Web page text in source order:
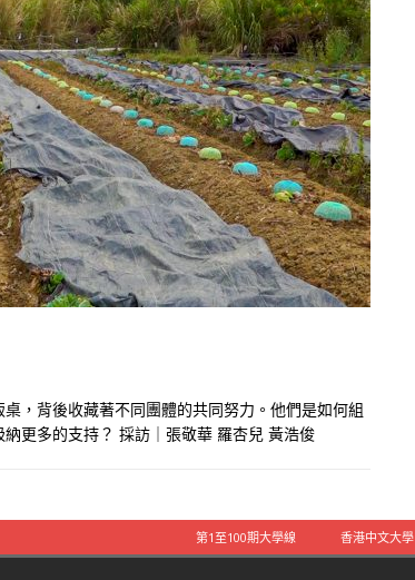
，背後收藏著不同團體的共同努力。他們是如何組
更多的支持？ 採訪｜張敬華 羅杏兒 黃浩俊
第1至100期大學線 香港中文大學